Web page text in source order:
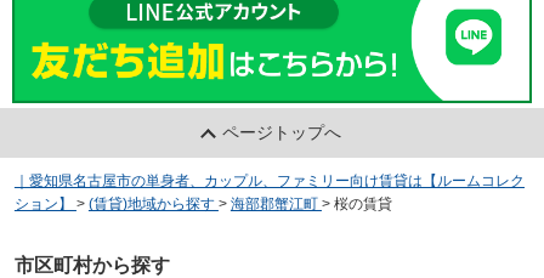
ページトップへ
｜愛知県名古屋市の単身者、カップル、ファミリー向け賃貸は【ルームコレク
ション】
> (賃貸)地域から探す > 海部郡蟹江町 > 桜の賃貸
市区町村から探す